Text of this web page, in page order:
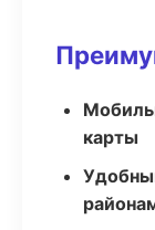
карты